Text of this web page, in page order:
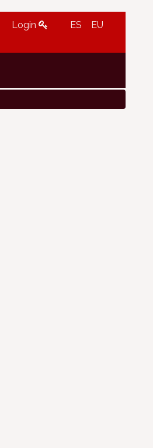
Login ES EU